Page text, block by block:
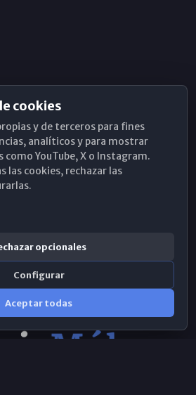
cookies
y de terceros para fines
analíticos y para mostrar
YouTube, X o Instagram.
las cookies, rechazar las
opcionales
Configurar
Aceptar todas